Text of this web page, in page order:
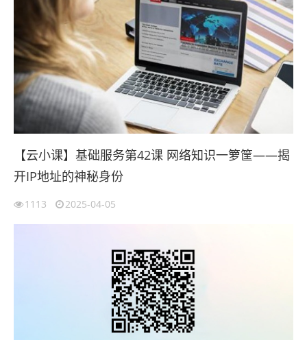
【云小课】基础服务第42课 网络知识一箩筐——揭
开IP地址的神秘身份
1113 2025-04-05